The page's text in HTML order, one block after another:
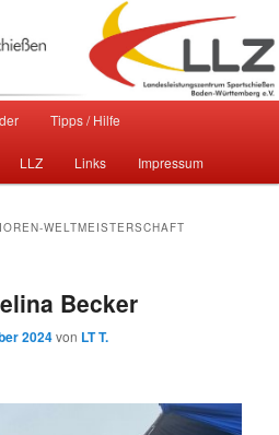
Württemberg
Tipps / Hilfe
LLZ Links Impressum
WELTMEISTERSCHAFT
Becker
2024von LT T.